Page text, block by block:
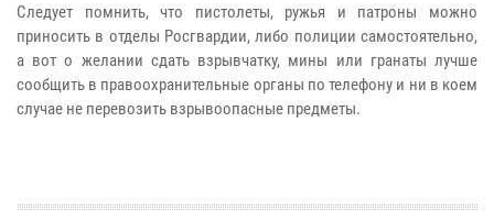
Следует помнить, что пистолеты, ружья и патроны можно
приносить в отделы Росгвардии, либо полиции самостоятельно,
а вот о желании сдать взрывчатку, мины или гранаты лучше
сообщить в правоохранительные органы по телефону и ни в коем
случае не перевозить взрывоопасные предметы.